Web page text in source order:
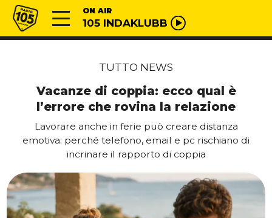
Vai al contenuto
Radio 105 ON AIR
105 INDAKLUBB
TUTTO NEWS
Vacanze di coppia: ecco qual è
l’errore che rovina la relazione
Lavorare anche in ferie può creare distanza
emotiva: perché telefono, email e pc rischiano di
incrinare il rapporto di coppia